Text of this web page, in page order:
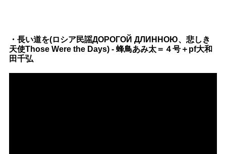
・長い道を(ロシア民謡ДОРОГОЙ ДЛИННОЮ、悲しき
天使Those Were the Days) - 蜂鳥あみ太＝４号＋pf大和
田千弘